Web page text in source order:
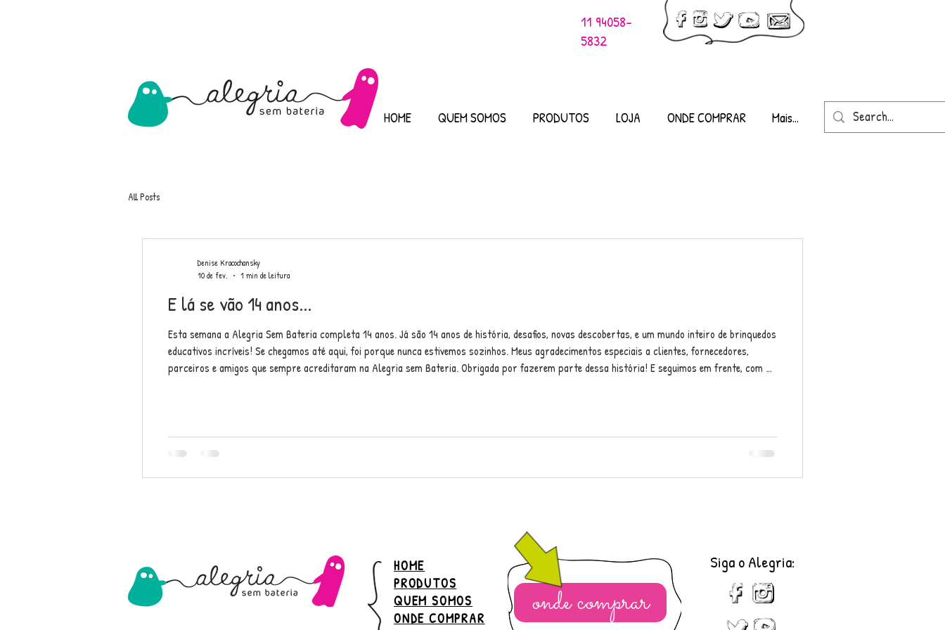
11 94058-
5832
HOME QUEM SOMOS PRODUTOS LOJA ONDE COMPRAR Mais...
All Posts
E lá se vão 14 anos...
Esta semana a Alegria Sem Bateria completa 14 anos. Já são 14 anos de história, desafios, novas descobertas, e um mundo inteiro de brinquedos
educativos incríveis! Se chegamos até aqui, foi porque nunca estivemos sozinhos. Meus agradecimentos especiais a clientes, fornecedores,
parceiros e amigos que sempre acreditaram na Alegria sem Bateria. Obrigada por fazerem parte dessa história! E seguimos em frente, com a
Denise Kracochansky
10 de fev.
1 min de leitura
HOME
PRODUTOS
QUEM SOMOS
ONDE COMPRAR
onde comprar
Siga o Alegria: